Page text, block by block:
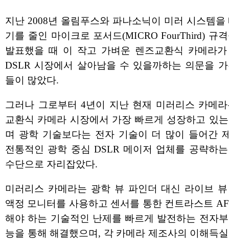
지난 2008년 올림푸스와 파나소닉이 미러 시스템을
기를 줄인 마이크로 포서드(MICRO FourThird) 규
발표했을 때 이 작고 가벼운 렌즈교환식 카메라
DSLR 시장에서 살아남을 수 있을까하는 의문을
들이 많았다.
그러나 그로부터 4년이 지난 현재 미러리스 카메
교환식 카메라 시장에서 가장 빠르게 성장하고 있
며 광학 기술보다는 전자 기술이 더 많이 들어간
전통적인 광학 중심 DSLR 메이저 업체를 공략하
수단으로 자리잡았다.
미러리스 카메라는 광학 뷰 파인더 대신 라이브
액정 모니터를 사용하고 센서를 통한 컨트라스트
해야 하는 기술적인 난제를 빠르게 발전하는 전자
능을 통해 해결했으며, 각 카메라 제조사의 이해득